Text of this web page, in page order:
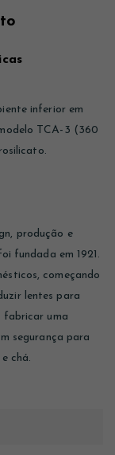
inferior em
TCA-3 (360
produção e
fundada em 1921.
começando
lentes para
fabricar uma
segurança para
chá.